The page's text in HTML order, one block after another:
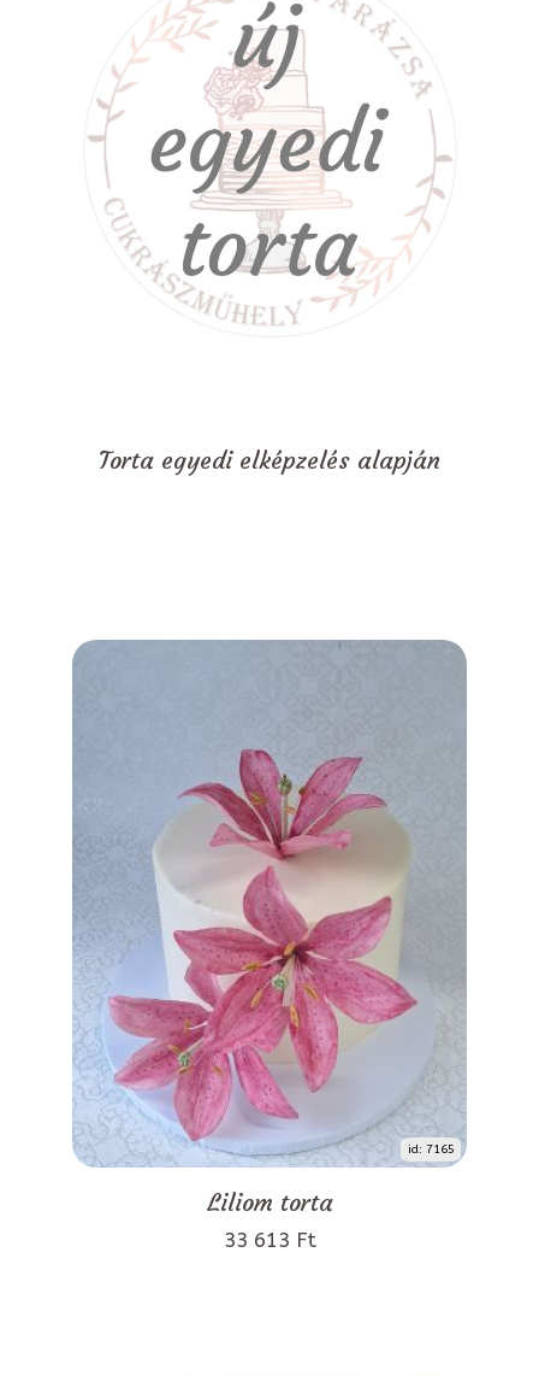
Torta egyedi elképzelés alapján
id: 7165
Liliom torta
33 613 Ft